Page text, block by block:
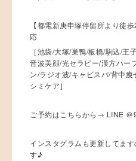
【都電新庚申塚停留所より徒
応
［池袋/大塚/巣鴨/板橋/駒込/
音波美顔/光セラピー/漢方ハー
ン/ラジオ波/キャビスパ/背中
シミケア］
ご予約はこちらから→ LINE
インスタグラムも更新してま
す♪